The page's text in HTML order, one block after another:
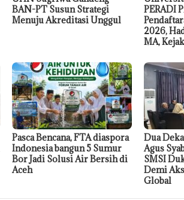
BAN-PT Susun Strategi
Menuju Akreditasi Unggul
PERADI
2026,
MA,
Pasca Bencana, FTA diaspora
Indonesia bangun 5 Sumur
Bor Jadi Solusi Air Bersih di
Aceh
Dua
Agus
SMSI
Demi
Global